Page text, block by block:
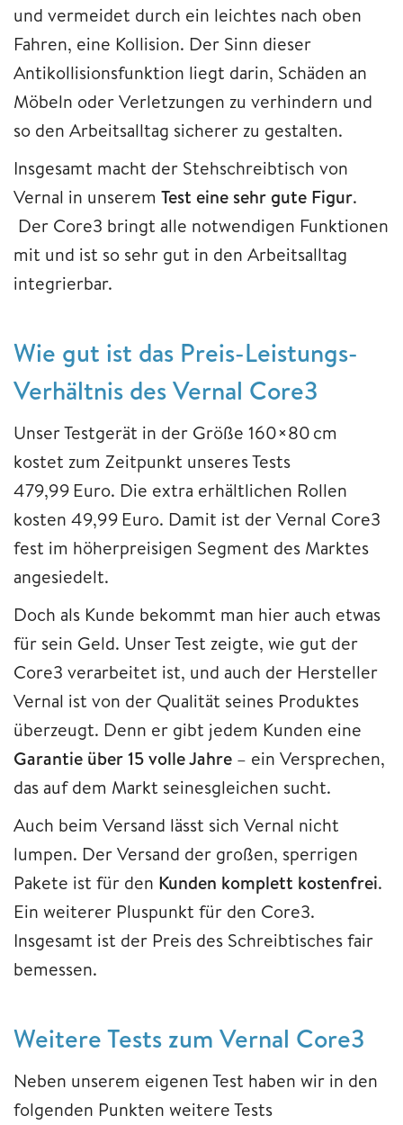
und vermeidet durch ein leichtes nach oben
Fahren, eine Kollision. Der Sinn dieser
Antikollisionsfunktion liegt darin, Schäden an
Möbeln oder Verletzungen zu verhindern und
so den Arbeitsalltag sicherer zu gestalten.
Insgesamt macht der Stehschreibtisch von
Vernal in unserem Test eine sehr gute Figur.
Der Core3 bringt alle notwendigen Funktionen
mit und ist so sehr gut in den Arbeitsalltag
integrierbar.
Wie gut ist das Preis-Leistungs-
Verhältnis des Vernal Core3
Unser Testgerät in der Größe 160×80 cm
kostet zum Zeitpunkt unseres Tests
479,99 Euro. Die extra erhältlichen Rollen
kosten 49,99 Euro. Damit ist der Vernal Core3
fest im höherpreisigen Segment des Marktes
angesiedelt.
Doch als Kunde bekommt man hier auch etwas
für sein Geld. Unser Test zeigte, wie gut der
Core3 verarbeitet ist, und auch der Hersteller
Vernal ist von der Qualität seines Produktes
überzeugt. Denn er gibt jedem Kunden eine
Garantie über 15 volle Jahre – ein Versprechen,
das auf dem Markt seinesgleichen sucht.
Auch beim Versand lässt sich Vernal nicht
lumpen. Der Versand der großen, sperrigen
Pakete ist für den Kunden komplett kostenfrei.
Ein weiterer Pluspunkt für den Core3.
Insgesamt ist der Preis des Schreibtisches fair
bemessen.
Weitere Tests zum Vernal Core3
Neben unserem eigenen Test haben wir in den
folgenden Punkten weitere Tests